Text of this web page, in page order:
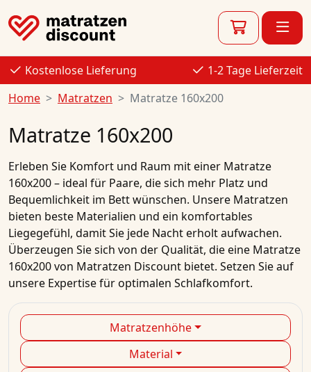
Kostenlose Lieferung
1-2 Tage Lieferzeit
Home
Matratzen Matratze 160x200
Matratze 160x200
Erleben Sie Komfort und Raum mit einer Matratze
160x200 – ideal für Paare, die sich mehr Platz und
Bequemlichkeit im Bett wünschen. Unsere Matratzen
bieten beste Materialien und ein komfortables
Liegegefühl, damit Sie jede Nacht erholt aufwachen.
Überzeugen Sie sich von der Qualität, die eine Matratze
160x200 von Matratzen Discount bietet. Setzen Sie auf
unsere Expertise für optimalen Schlafkomfort.
Matratzenhöhe
Material